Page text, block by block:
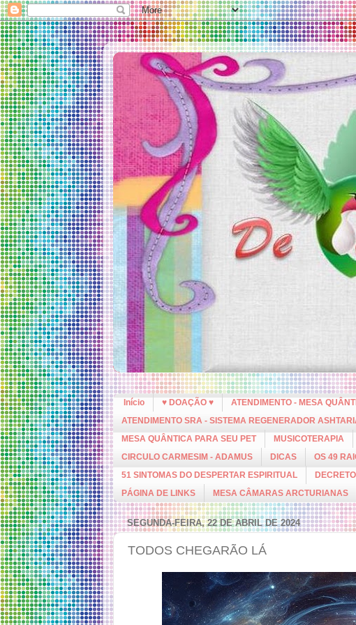
Início ♥ DOAÇÃO ♥ ATENDIMENTO - MESA
ATENDIMENTO SRA - SISTEMA REGENERADOR
MESA QUÂNTICA PARA SEU PET
MUSICOTERAPIA
CIRCULO CARMESIM - ADAMUS
DICAS OS 49
51 SINTOMAS DO DESPERTAR ESPIRITUAL
PÁGINA DE LINKS
MESA CÂMARAS ARCTURIANAS
SEGUNDA-FEIRA, 22 DE ABRIL DE 2024
TODOS CHEGARÃO LÁ